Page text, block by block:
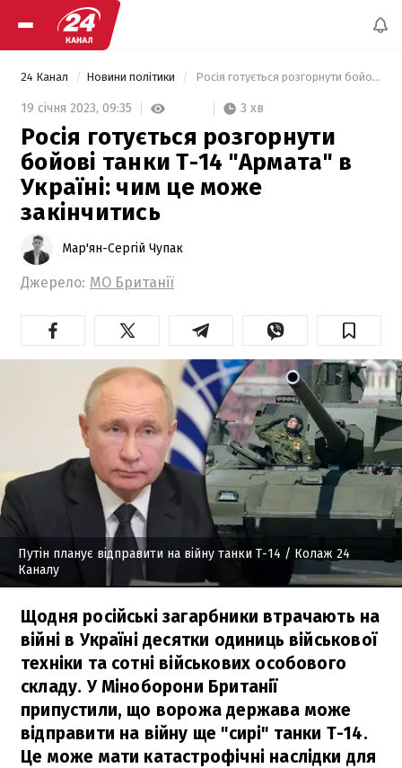
24 Канал Новини політики Росія готується розгорнути бойові танки Т-14 "Армата" в Україні: чим це може закінчитись
19 січня 2023, 09:35 3 хв
Росія готується розгорнути
бойові танки Т-14 "Армата" в
Україні: чим це може
закінчитись
Мар'ян-Сергій Чупак
Джерело: МО Британії
Путін планує відправити на війну танки Т-14 / Колаж 24
Каналу
Щодня російські загарбники втрачають на
війні в Україні десятки одиниць військової
техніки та сотні військових особового
складу. У Міноборони Британії
припустили, що ворожа держава може
відправити на війну ще "сирі" танки Т-14.
Це може мати катастрофічні наслідки для